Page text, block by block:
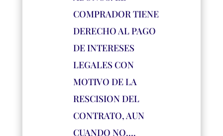
COMPRADOR TIENE
DERECHO AL PAGO
DE INTERESES
LEGALES CON
MOTIVO DE LA
RESCISION DEL
CONTRATO, AUN
CUANDO NO….